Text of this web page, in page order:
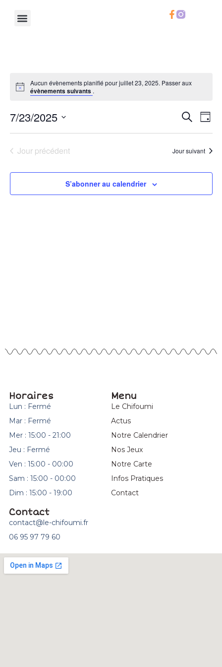
Aucun évènements planifié pour juillet 23, 2025. Passer aux
évènements suivants .
et
de
vues
Recherche
de
Jour
7/23/2025
une
Jour précédent Jour suivant
S’abonner au calendrier
Horaires
Lun : Fermé
Mar : Fermé
Mer : 15:00 - 21:00
Jeu : Fermé
Ven : 15:00 - 00:00
Sam : 15:00 - 00:00
Dim : 15:00 - 19:00
Menu
Le Chifoumi
Actus
Notre Calendrier
Nos Jeux
Notre Carte
Infos Pratiques
Contact
Contact
contact@le-chifoumi.fr
06 95 97 79 60